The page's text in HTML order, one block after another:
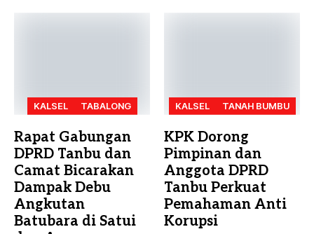
KALSEL TABALONG
Rapat Gabungan
DPRD Tanbu dan
Camat Bicarakan
Dampak Debu
Angkutan
Batubara di Satui
KALSEL TANAH BUMBU
KPK Dorong
Pimpinan dan
Anggota DPRD
Tanbu Perkuat
Pemahaman Anti
Korupsi